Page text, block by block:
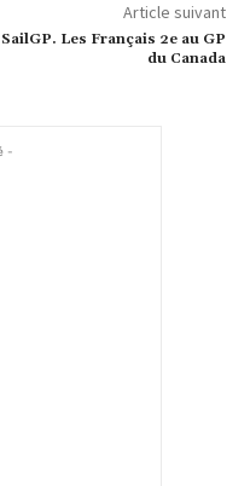
Article suivant
SailGP. Les Français 2e au GP
du Canada
-